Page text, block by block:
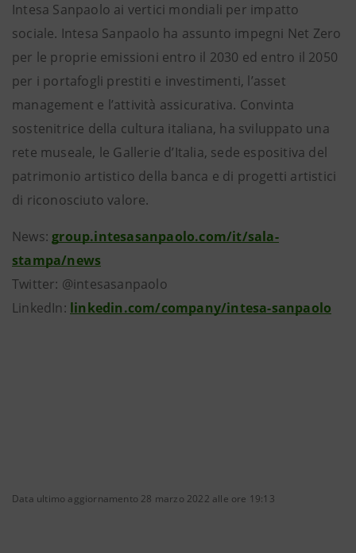
Intesa Sanpaolo ai vertici mondiali per impatto
sociale. Intesa Sanpaolo ha assunto impegni Net Zero
per le proprie emissioni entro il 2030 ed entro il 2050
per i portafogli prestiti e investimenti, l’asset
management e l’attività assicurativa. Convinta
sostenitrice della cultura italiana, ha sviluppato una
rete museale, le Gallerie d’Italia, sede espositiva del
patrimonio artistico della banca e di progetti artistici
di riconosciuto valore.
News: group.intesasanpaolo.com/it/sala-
stampa/news
Twitter: @intesasanpaolo
LinkedIn: linkedin.com/company/intesa-sanpaolo
Data ultimo aggiornamento 28 marzo 2022 alle ore 19:13